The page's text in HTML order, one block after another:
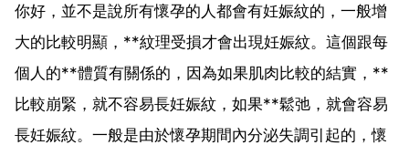
你好，並不是說所有懷孕的人都會有妊娠紋的，一般增
大的比較明顯，**紋理受損才會出現妊娠紋。這個跟每
個人的**體質有關係的，因為如果肌肉比較的結實，**
比較崩緊，就不容易長妊娠紋，如果**鬆弛，就會容易
長妊娠紋。一般是由於懷孕期間內分泌失調引起的，懷